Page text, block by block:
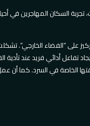
تجربة السكان المهاجرين
“الفضاء الخارجي”.
تفاعل أدائي فريد عند
الخاصة في السرد. كما